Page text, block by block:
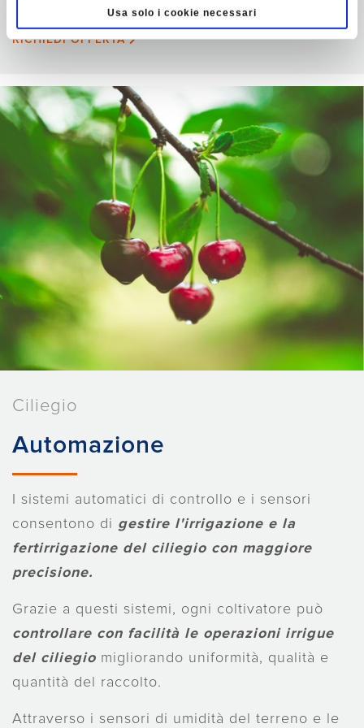
Usa solo i cookie necessari
RICHIEDI OFFERTA
Ciliegio
Automazione
I sistemi automatici di controllo e i sensori
consentono di gestire l'irrigazione e la
fertirrigazione del ciliegio con maggiore
precisione.
Grazie a questi sistemi, ogni coltivatore può
controllare con facilità le operazioni irrigue
del ciliegio migliorando uniformità, qualità e
quantità del raccolto.
Attraverso i sensori di umidità del terreno e le